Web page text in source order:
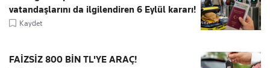
vatandaşlarını da ilgilendiren 6 Eylül kararı!
Kaydet
FAİZSİZ 800 BİN TL'YE ARAÇ!